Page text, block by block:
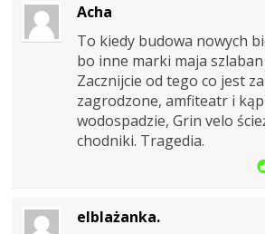
Acha
To kiedy budowa nowych
bo inne marki maja
Zacznijcie od tego co jest
zagrodzone, amfiteatr i
wodospadzie, Grin velo
chodniki. Tragedia.
elblażanka.